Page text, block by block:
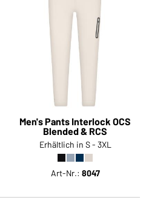
Men's Pants Interlock OCS
Blended & RCS
Erhältlich in S - 3XL
Art-Nr.: 8047